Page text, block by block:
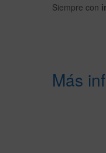
Siempre con
Más